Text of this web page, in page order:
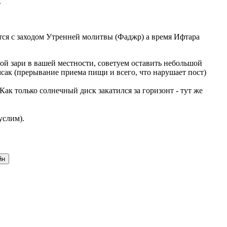
с заходом Утренней молитвы (Фаджр) а время Ифтара
в вашей местности, советуем оставить небольшой
(прерывание приема пищи и всего, что нарушает пост)
только солнечный диск закатился за горизонт - тут же